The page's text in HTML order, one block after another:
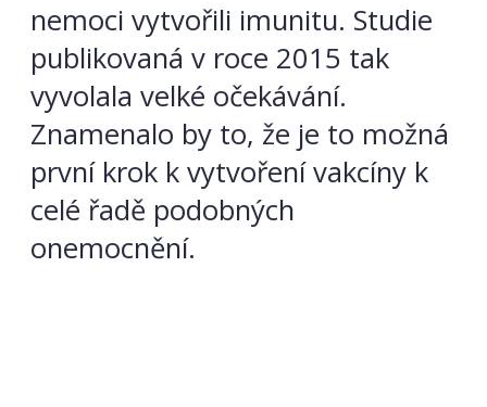
nemoci vytvořili imunitu. Studie
publikovaná v roce 2015 tak
vyvolala velké očekávání.
Znamenalo by to, že je to možná
první krok k vytvoření vakcíny k
celé řadě podobných
onemocnění.